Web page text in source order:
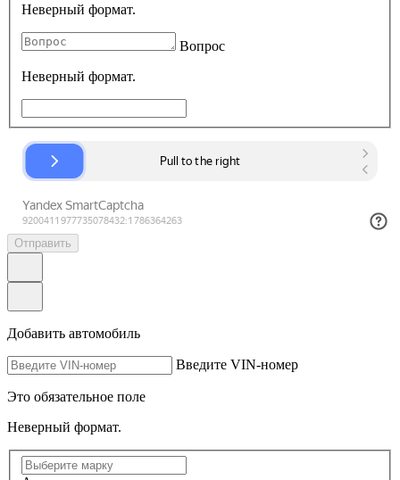
Неверный формат.
Вопрос
Неверный формат.
Отправить
Добавить автомобиль
Введите VIN-номер
Это обязательное поле
Неверный формат.